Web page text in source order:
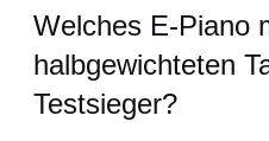
Welches E-Piano
halbgewichteten
Testsieger?